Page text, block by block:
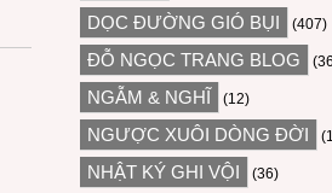
DỌC ĐƯỜNG GIÓ BỤI (407)
ĐỖ NGỌC TRANG BLOG
NGẪM & NGHĨ (12)
NGƯỢC XUÔI DÒNG ĐỜI
NHẬT KÝ GHI VỘI (36)